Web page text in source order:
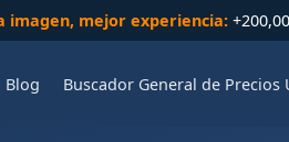
imagen, mejor experiencia:
Blog Buscador General de Precios